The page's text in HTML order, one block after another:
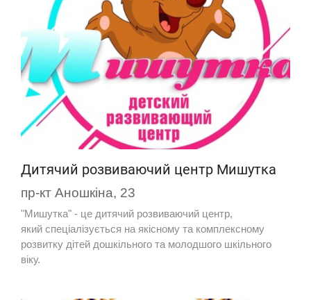
Дитячий розвиваючий центр Мишутка
пр-кт Аношкіна, 23
"Мишутка" - це дитячий розвиваючий центр,
який спеціалізується на якісному та комплексному
розвитку дітей дошкільного та молодшого шкільного
віку.